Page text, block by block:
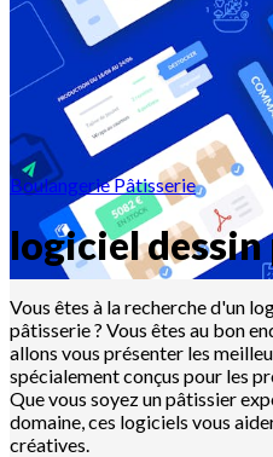
Contactez-nousDécouvrir
Boulangerie Pâtisserie
logiciel
Vous êtes à la recherche d'un
pâtisserie ? Vous êtes au bon
allons vous présenter les
spécialement conçus pour les
Que vous soyez un pâtissier
domaine, ces logiciels vous
créatives.